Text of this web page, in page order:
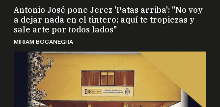
Antonio José pone Jerez 'Patas arriba': "No voy
a dejar nada en el tintero; aquí te tropiezas y
sale arte por todos lados"
MÍRIAM BOCANEGRA